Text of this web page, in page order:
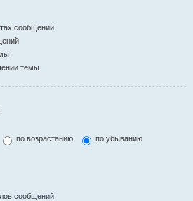
сообщений
темы
по возрастанию
по убыванию
сообщений